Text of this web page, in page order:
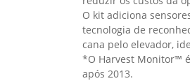
O kit adiciona
tecnologia de
cana pelo elevador,
*O Harvest Monitor™
após 2013.